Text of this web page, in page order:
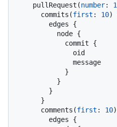
    pullRequest
(number: 1
      commits
(first : 10)
        edges
{
          node
{
            commit
{
}
}
}
}
      comments
(first : 10)
        edges
{